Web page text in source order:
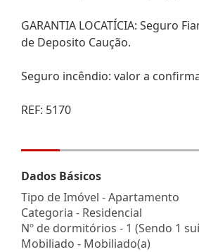
GARANTIA LOCATÍCIA: Seguro
de Deposito Caução.
Seguro incêndio: valor a
REF: 5170
Dados Básicos
Tipo de Imóvel - Apartamento
Categoria - Residencial
Nº de dormitórios - 1 (Sendo 1
Mobiliado - Mobiliado(a)